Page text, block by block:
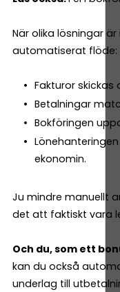
När olika lösningar
automatiserat flöde:
Fakturor
Betalningar
Bokföringen
ekonomin.
Ju mindre manuellt
det att faktiskt vara
Och du, som ett
kan du också
underlag till